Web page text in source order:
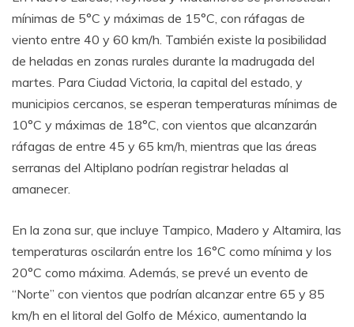
mínimas de 5°C y máximas de 15°C, con ráfagas de
viento entre 40 y 60 km/h. También existe la posibilidad
de heladas en zonas rurales durante la madrugada del
martes. Para Ciudad Victoria, la capital del estado, y
municipios cercanos, se esperan temperaturas mínimas de
10°C y máximas de 18°C, con vientos que alcanzarán
ráfagas de entre 45 y 65 km/h, mientras que las áreas
serranas del Altiplano podrían registrar heladas al
amanecer.
En la zona sur, que incluye Tampico, Madero y Altamira, las
temperaturas oscilarán entre los 16°C como mínima y los
20°C como máxima. Además, se prevé un evento de
“Norte” con vientos que podrían alcanzar entre 65 y 85
km/h en el litoral del Golfo de México, aumentando la